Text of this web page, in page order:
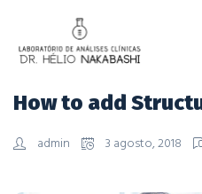
How to add
admin 3 agosto, 2018